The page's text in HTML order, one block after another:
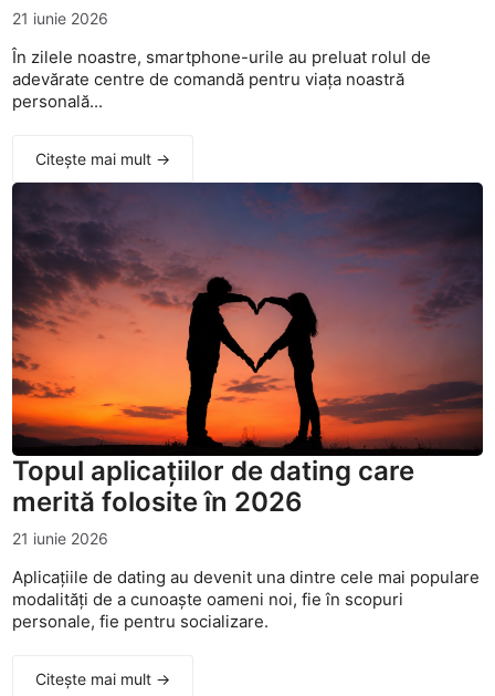
21 iunie 2026
În zilele noastre, smartphone-urile au preluat rolul de
adevărate centre de comandă pentru viața noastră
personală...
Citește mai mult →
Topul aplicațiilor de dating care
merită folosite în 2026
21 iunie 2026
Aplicațiile de dating au devenit una dintre cele mai populare
modalități de a cunoaște oameni noi, fie în scopuri
personale, fie pentru socializare.
Citește mai mult →